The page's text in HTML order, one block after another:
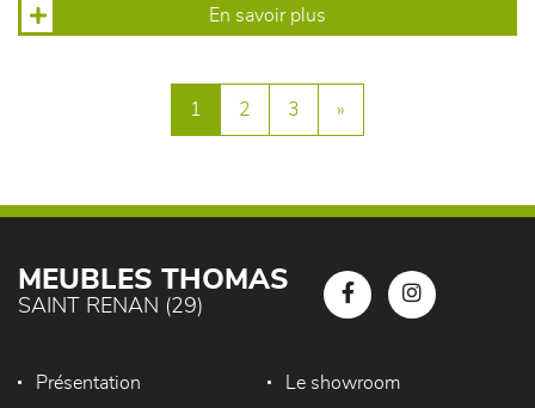
En savoir plus
1 2 3 »
MEUBLES THOMAS
SAINT RENAN (29)
Présentation Le showroom